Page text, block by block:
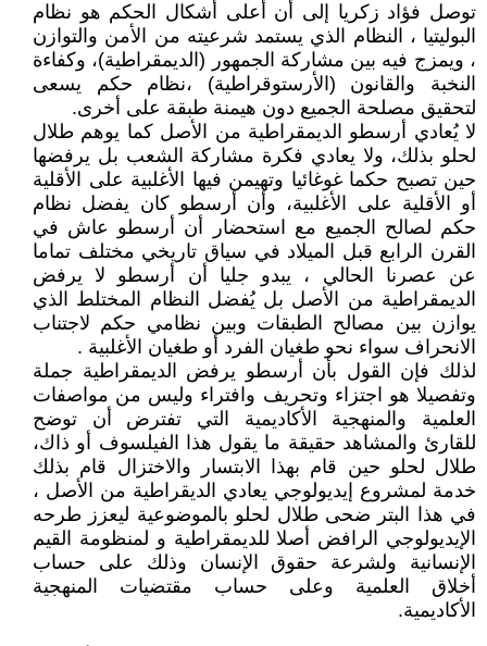
توصل فؤاد زكريا إلى أن أعلى أشكال الحكم هو نظام
البوليتيا ، النظام الذي يستمد شرعيته من الأمن والتوازن
، ويمزج فيه بين مشاركة الجمهور (الديمقراطية)، وكفاءة
النخبة والقانون (الأرستوقراطية) ،نظام حكم يسعى
لتحقيق مصلحة الجميع دون هيمنة طبقة على أخرى.
لا يُعادي أرسطو الديمقراطية من الأصل كما يوهم طلال
لحلو بذلك، ولا يعادي فكرة مشاركة الشعب بل يرفضها
حين تصبح حكما غوغائيا وتهيمن فيها الأغلبية على الأقلية
أو الأقلية على الأغلبية، وأن أرسطو كان يفضل نظام
حكم لصالح الجميع مع استحضار أن أرسطو عاش في
القرن الرابع قبل الميلاد في سياق تاريخي مختلف تماما
عن عصرنا الحالي ، يبدو جليا أن أرسطو لا يرفض
الديمقراطية من الأصل بل يُفضل النظام المختلط الذي
يوازن بين مصالح الطبقات وبين نظامي حكم لاجتناب
الانحراف سواء نحو طغيان الفرد أو طغيان الأغلبية .
لذلك فإن القول بأن أرسطو يرفض الديمقراطية جملة
وتفصيلا هو اجتزاء وتحريف وافتراء وليس من مواصفات
العلمية والمنهجية الأكاديمية التي تفترض أن توضح
للقارئ والمشاهد حقيقة ما يقول هذا الفيلسوف أو ذاك،
طلال لحلو حين قام بهذا الابتسار والاختزال قام بذلك
خدمة لمشروع إيديولوجي يعادي الديقراطية من الأصل ،
في هذا البتر ضحى طلال لحلو بالموضوعية ليعزز طرحه
الإيديولوجي الرافض أصلا للديمقراطية و لمنظومة القيم
الإنسانية ولشرعة حقوق الإنسان وذلك على حساب
أخلاق العلمية وعلى حساب مقتضيات المنهجية
الأكاديمية.